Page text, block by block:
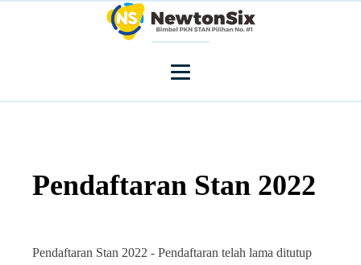
Pendaftaran Stan 2022
Pendaftaran Stan 2022 - Pendaftaran telah lama ditutup